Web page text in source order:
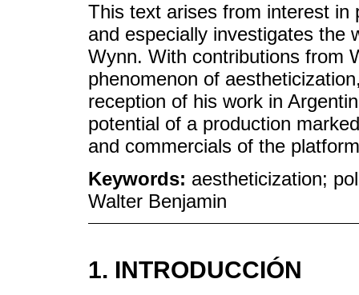
This text arises from interest in
and especially investigates the
Wynn. With contributions from
phenomenon of
reception of his work in
potential of a production
and commercials of the
Keywords: aestheticization;
Walter Benjamin
1. INTRODUCCIÓN